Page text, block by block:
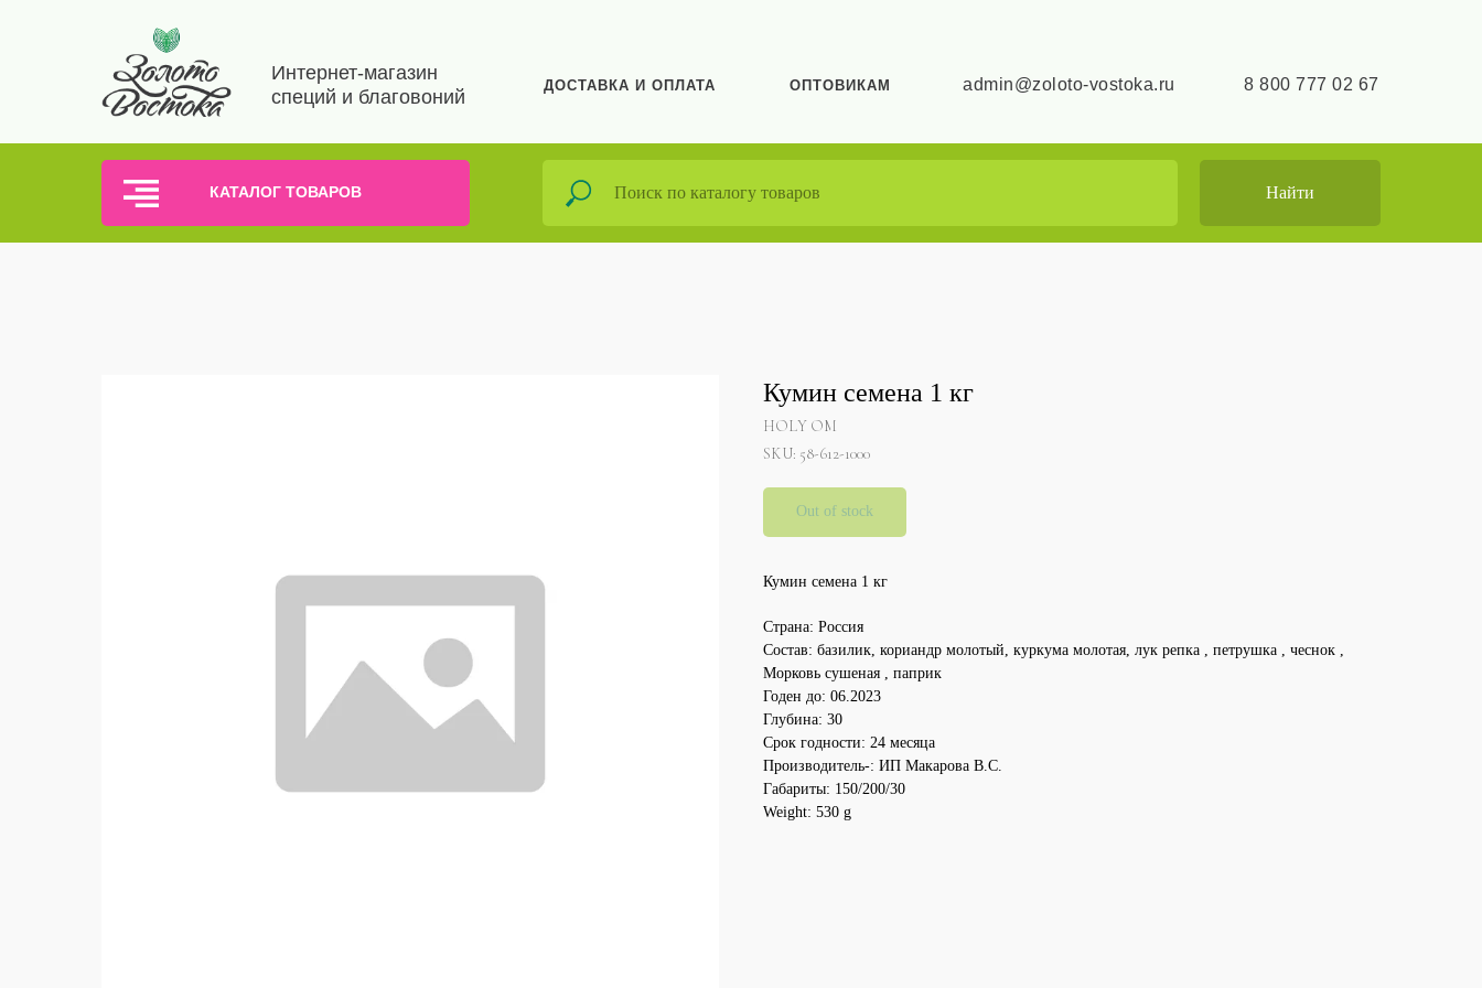
ОПТОВИКАМ 8 800 777 02 67
ДОСТАВКА И ОПЛАТА admin@zoloto-vostoka.ru
Интернет-магазин
специй и благовоний
КАТАЛОГ ТОВАРОВ Найти
Кумин семена 1 кг
HOLY OM
SKU: 58-612-1000
Out of stock
Кумин семена 1 кг
Страна: Россия
Состав: базилик, кориандр молотый, куркума молотая, лук репка , петрушка , чеснок ,
Морковь сушеная , паприк
Годен до: 06.2023
Глубина: 30
Срок годности: 24 месяца
Производитель-: ИП Макарова В.С.
Габариты: 150/200/30
Weight: 530 g